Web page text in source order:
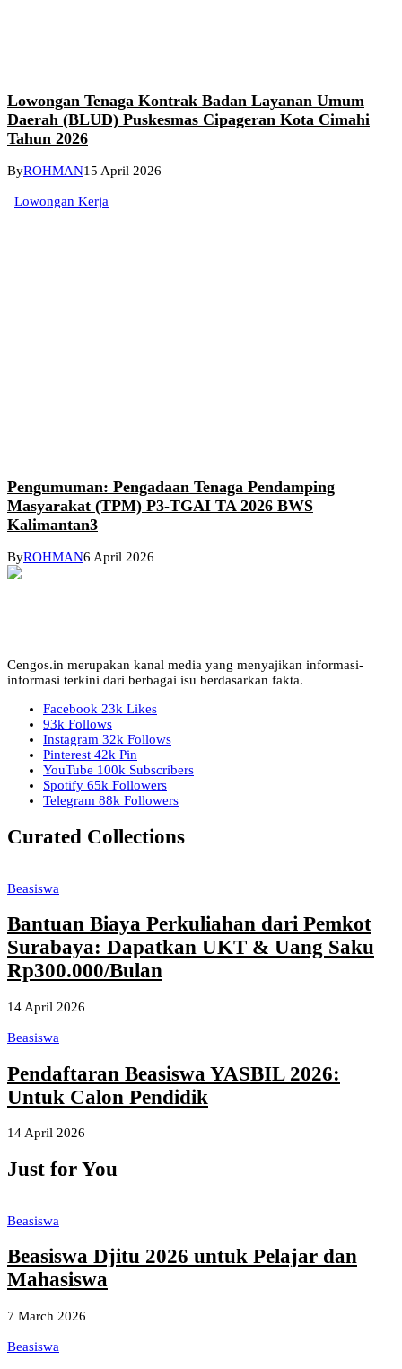
Lowongan Tenaga Kontrak Badan Layanan Umum
Daerah (BLUD) Puskesmas Cipageran Kota Cimahi
Tahun 2026
ByROHMAN15 April 2026
Lowongan Kerja
Pengumuman: Pengadaan Tenaga Pendamping
Masyarakat (TPM) P3-TGAI TA 2026 BWS
Kalimantan3
ByROHMAN6 April 2026
Cengos.in merupakan kanal media yang menyajikan informasi-
informasi terkini dari berbagai isu berdasarkan fakta.
Facebook 23k Likes
93k Follows
Instagram 32k Follows
Pinterest 42k Pin
YouTube 100k Subscribers
Spotify 65k Followers
Telegram 88k Followers
Curated Collections
Beasiswa
Bantuan Biaya Perkuliahan dari Pemkot
Surabaya: Dapatkan UKT & Uang Saku
Rp300.000/Bulan
14 April 2026
Beasiswa
Pendaftaran Beasiswa YASBIL 2026:
Untuk Calon Pendidik
14 April 2026
Just for You
Beasiswa
Beasiswa Djitu 2026 untuk Pelajar dan
Mahasiswa
7 March 2026
Beasiswa